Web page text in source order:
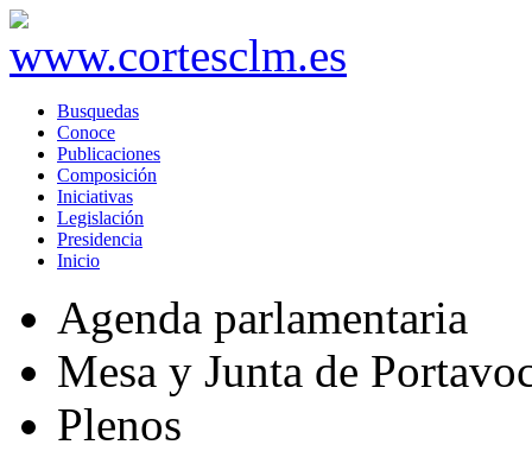
Busquedas
Conoce
Publicaciones
Composición
Iniciativas
Legislación
Presidencia
Inicio
Agenda parlamentaria
Mesa y Junta de
Plenos